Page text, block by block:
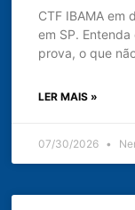
CTF IBAMA em
em SP.
prova, o que
LER MAIS »
07/30/2026